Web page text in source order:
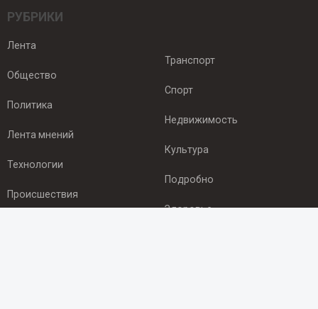
РУБРИКИ
Лента
Общество
Политика
Лента мнений
Технологии
Происшествия
Транспорт
Спорт
Недвижимость
Культура
Подробно
Здоровье